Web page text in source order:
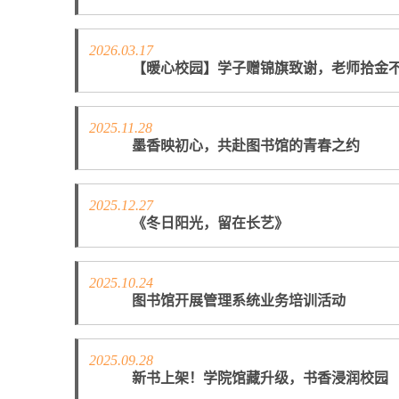
2026.03.17
【暖心校园】学子赠锦旗致谢，老师拾金
2025.11.28
墨香映初心，共赴图书馆的青春之约
2025.12.27
《冬日阳光，留在长艺》
2025.10.24
图书馆开展管理系统业务培训活动
2025.09.28
新书上架！学院馆藏升级，书香浸润校园